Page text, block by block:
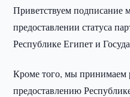
Приветствуем подписание
предоставлении статуса
Республике Египет и
Кроме того, мы принимаем
предоставлению